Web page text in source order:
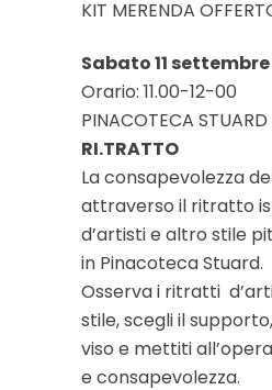
KIT MERENDA
Sabato 11 settembre
Orario: 11.00-12-00
PINACOTECA
RI.TRATTO
La consapevolezza
attraverso il ritratto
d’artisti e altro stile
in Pinacoteca Stuard.
Osserva i ritratti
stile, scegli il
viso e mettiti
e consapevolezza.